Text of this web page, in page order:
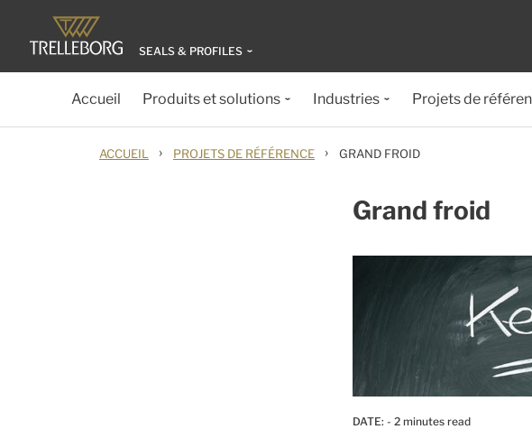
SEALS & PROFILES
Accueil Produits et solutions Industries Projets de
ACCUEIL › PROJETS DE RÉFÉRENCE › GRAND FROID
Grand froid
DATE: - 2 minutes read